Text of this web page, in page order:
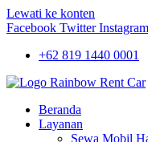
Lewati ke konten
Facebook Twitter Instagram
+62 819 1440 0001
Beranda
Layanan
Sewa Mobil